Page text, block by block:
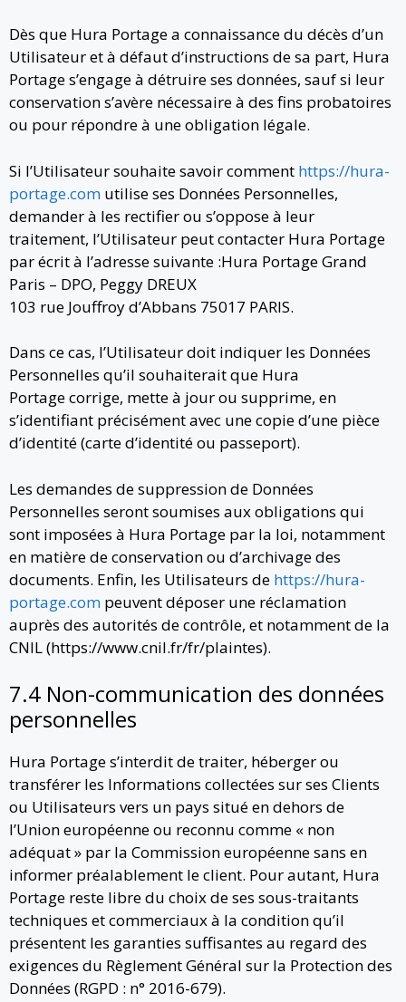
Dès que Hura Portage a connaissance du décès d’un
Utilisateur et à défaut d’instructions de sa part, Hura
Portage s’engage à détruire ses données, sauf si leur
conservation s’avère nécessaire à des fins probatoires
ou pour répondre à une obligation légale.
Si l’Utilisateur souhaite savoir comment https://hura-
portage.com utilise ses Données Personnelles,
demander à les rectifier ou s’oppose à leur
traitement, l’Utilisateur peut contacter Hura Portage
par écrit à l’adresse suivante :Hura Portage Grand
Paris – DPO, Peggy DREUX
103 rue Jouffroy d’Abbans 75017 PARIS.
Dans ce cas, l’Utilisateur doit indiquer les Données
Personnelles qu’il souhaiterait que Hura
Portage corrige, mette à jour ou supprime, en
s’identifiant précisément avec une copie d’une pièce
d’identité (carte d’identité ou passeport).
Les demandes de suppression de Données
Personnelles seront soumises aux obligations qui
sont imposées à Hura Portage par la loi, notamment
en matière de conservation ou d’archivage des
documents. Enfin, les Utilisateurs de https://hura-
portage.com peuvent déposer une réclamation
auprès des autorités de contrôle, et notamment de la
CNIL (https://www.cnil.fr/fr/plaintes).
7.4 Non-communication des données
personnelles
Hura Portage s’interdit de traiter, héberger ou
transférer les Informations collectées sur ses Clients
ou Utilisateurs vers un pays situé en dehors de
l’Union européenne ou reconnu comme « non
adéquat » par la Commission européenne sans en
informer préalablement le client. Pour autant, Hura
Portage reste libre du choix de ses sous-traitants
techniques et commerciaux à la condition qu’il
présentent les garanties suffisantes au regard des
exigences du Règlement Général sur la Protection des
Données (RGPD : n° 2016-679).